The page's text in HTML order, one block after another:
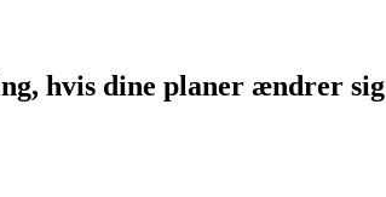
hvis dine planer ændrer sig